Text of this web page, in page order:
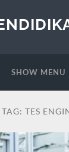
SHOW MENU
TAG: TES